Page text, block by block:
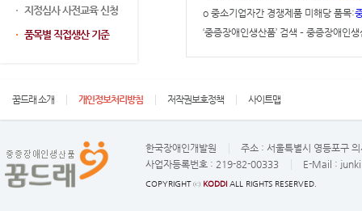
지정심사 사전교육 신청
품목별 직접생산 기준
o 중소기업자간 경쟁제품 미해당 품목:
‘중증장애인생산품’ 검색 – 중증장애인
꿈드래 소개 개인정보처리방침 저작권보호정책 사이트맵
한국장애인개발원 주소 : 서울특별시 영등포구
사업자등록번호 : 219-82-00333 E-Mail :
COPYRIGHT ⓒ KODDI ALL RIGHTS RESERVED.